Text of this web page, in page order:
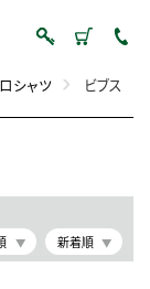
シャツ ビブス
新着順